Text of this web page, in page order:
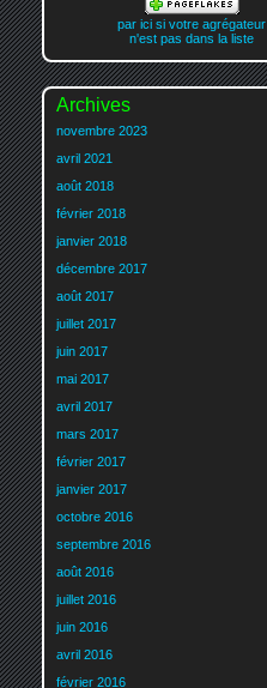
par ici si votre agrégateur
n'est pas dans la liste
Archives
novembre 2023
avril 2021
août 2018
février 2018
janvier 2018
décembre 2017
août 2017
juillet 2017
juin 2017
mai 2017
avril 2017
mars 2017
février 2017
janvier 2017
octobre 2016
septembre 2016
août 2016
juillet 2016
juin 2016
avril 2016
février 2016